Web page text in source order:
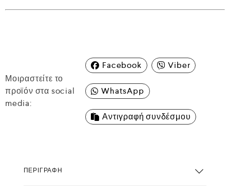
Μοιραστείτε το
προϊόν στα social
media:
Facebook Viber
WhatsApp
Αντιγραφή συνδέσμου
ΠΕΡΙΓΡΑΦΉ